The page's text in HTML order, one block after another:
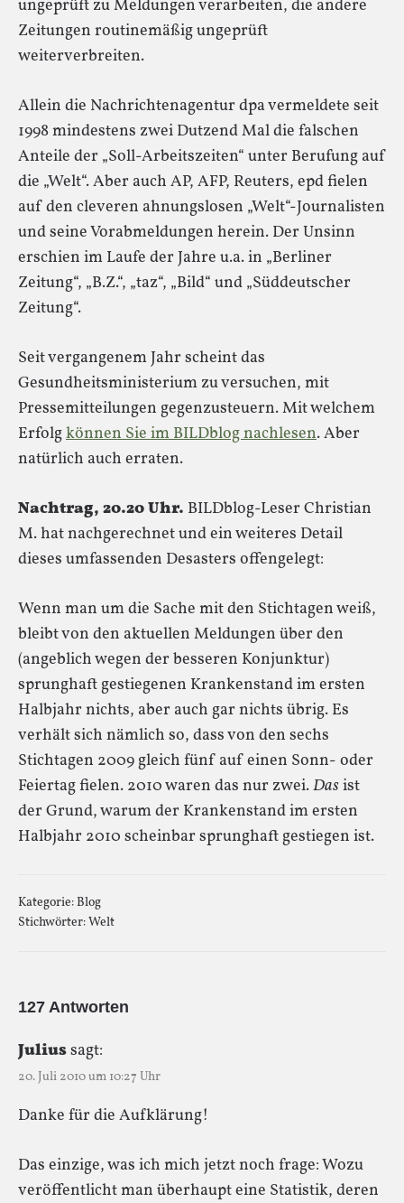
ungeprüft zu Meldungen verarbeiten, die andere
Zeitungen routinemäßig ungeprüft
weiterverbreiten.
Allein die Nachrichtenagentur dpa vermeldete seit
1998 mindestens zwei Dutzend Mal die falschen
Anteile der „Soll-Arbeitszeiten“ unter Berufung auf
die „Welt“. Aber auch AP, AFP, Reuters, epd fielen
auf den cleveren ahnungslosen „Welt“-Journalisten
und seine Vorabmeldungen herein. Der Unsinn
erschien im Laufe der Jahre u.a. in „Berliner
Zeitung“, „B.Z.“, „taz“, „Bild“ und „Süddeutscher
Zeitung“.
Seit vergangenem Jahr scheint das
Gesundheitsministerium zu versuchen, mit
Pressemitteilungen gegenzusteuern. Mit welchem
Erfolgkönnen Sie im BILDblog nachlesen. Aber
natürlich auch erraten.
Nachtrag, 20.20 Uhr. BILDblog-Leser Christian
M. hat nachgerechnet und ein weiteres Detail
dieses umfassenden Desasters offengelegt:
Wenn man um die Sache mit den Stichtagen weiß,
bleibt von den aktuellen Meldungen über den
(angeblich wegen der besseren Konjunktur)
sprunghaft gestiegenen Krankenstand im ersten
Halbjahr nichts, aber auch gar nichts übrig. Es
verhält sich nämlich so, dass von den sechs
Stichtagen 2009 gleich fünf auf einen Sonn- oder
Feiertag fielen. 2010 waren das nur zwei.Dasist
der Grund, warum der Krankenstand im ersten
Halbjahr 2010 scheinbar sprunghaft gestiegen ist.
Kategorie:Blog
Stichwörter:Welt
127 Antworten
Juliussagt:
20. Juli 2010 um 10:27 Uhr
Danke für die Aufklärung!
Das einzige, was ich mich jetzt noch frage: Wozu
veröffentlicht man überhaupt eine Statistik, deren